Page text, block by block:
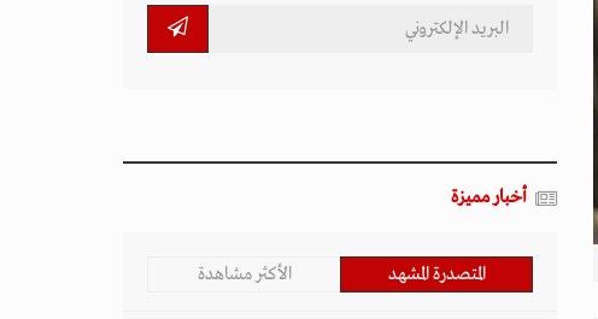
أخبار مميزة
المتصدرة المشهد الأكثر مشاهدة